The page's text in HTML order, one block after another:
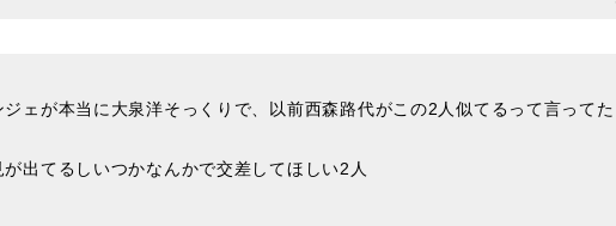
ェが本当に大泉洋そっくりで、以前西森路代がこの2人似てるって言ってた
出てるしいつかなんかで交差してほしい2人